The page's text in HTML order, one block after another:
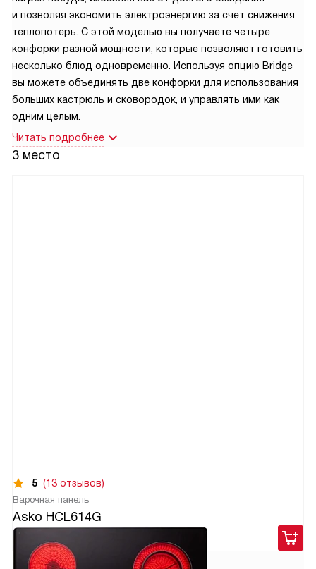
и позволяя экономить электроэнергию за счет снижения
теплопотерь. С этой моделью вы получаете четыре
конфорки разной мощности, которые позволяют готовить
несколько блюд одновременно. Используя опцию Bridge
вы можете объединять две конфорки для использования
больших кастрюль и сковородок, и управлять ими как
одним целым.
Читать подробнее
3 место
5 (13 отзывов)
Варочная панель
Asko HCL614G
49 900руб.